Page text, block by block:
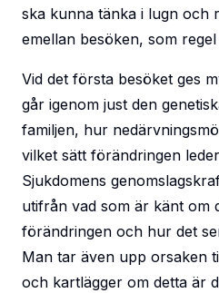
ska kunna tänka i lugn och
emellan besöken, som
Vid det första besöket ges
går igenom just den
familjen, hur
vilket sätt förändringen
Sjukdomens
utifrån vad som är känt om
förändringen och hur det
Man tar även upp orsaken
och kartlägger om detta är